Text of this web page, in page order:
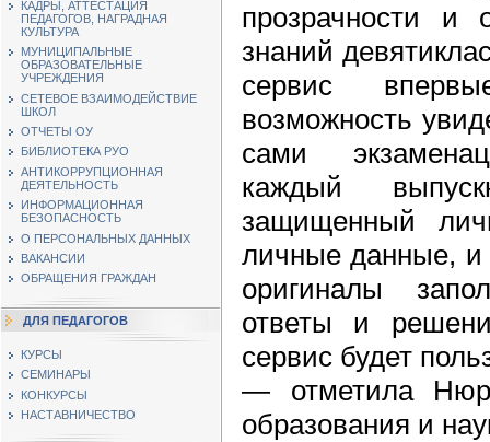
КАДРЫ, АТТЕСТАЦИЯ
ПЕДАГОГОВ, НАГРАДНАЯ
КУЛЬТУРА
МУНИЦИПАЛЬНЫЕ
ОБРАЗОВАТЕЛЬНЫЕ
УЧРЕЖДЕНИЯ
СЕТЕВОЕ ВЗАИМОДЕЙСТВИЕ
ШКОЛ
ОТЧЕТЫ ОУ
БИБЛИОТЕКА РУО
АНТИКОРРУПЦИОННАЯ
ДЕЯТЕЛЬНОСТЬ
ИНФОРМАЦИОННАЯ
БЕЗОПАСНОСТЬ
О ПЕРСОНАЛЬНЫХ ДАННЫХ
ВАКАНСИИ
ОБРАЩЕНИЯ ГРАЖДАН
ДЛЯ ПЕДАГОГОВ
КУРСЫ
СЕМИНАРЫ
КОНКУРСЫ
НАСТАВНИЧЕСТВО
прозрачности
знаний
сервис
возможность
сами
каждый
защищенный
личные данные, и
оригиналы
ответы и
сервис будет
— отметила
образования и